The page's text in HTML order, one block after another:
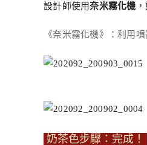
設計師使用奈米霧化機
《奈米霧化機》：利用
奶茶色步驟：完成！